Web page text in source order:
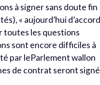
à signer sans doute fin
« aujourd’hui d’accord
toutes les questions
sont encore difficiles à
par leParlement wallon
de contrat seront signé